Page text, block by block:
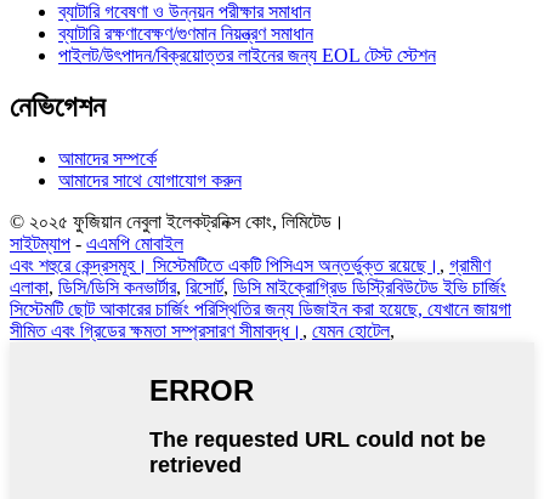
ব্যাটারি গবেষণা ও উন্নয়ন পরীক্ষার সমাধান
ব্যাটারি রক্ষণাবেক্ষণ/গুণমান নিয়ন্ত্রণ সমাধান
পাইলট/উৎপাদন/বিক্রয়োত্তর লাইনের জন্য EOL টেস্ট স্টেশন
নেভিগেশন
আমাদের সম্পর্কে
আমাদের সাথে যোগাযোগ করুন
© ২০২৫ ফুজিয়ান নেবুলা ইলেকট্রনিক্স কোং, লিমিটেড।
সাইটম্যাপ - এএমপি মোবাইল
এবং শহুরে কেন্দ্রসমূহ। সিস্টেমটিতে একটি পিসিএস অন্তর্ভুক্ত রয়েছে। , গ্রামীণ
এলাকা, ডিসি/ডিসি কনভার্টার, রিসোর্ট, ডিসি মাইক্রোগ্রিড ডিস্ট্রিবিউটেড ইভি চার্জিং
সিস্টেমটি ছোট আকারের চার্জিং পরিস্থিতির জন্য ডিজাইন করা হয়েছে, যেখানে জায়গা
সীমিত এবং গ্রিডের ক্ষমতা সম্প্রসারণ সীমাবদ্ধ। , যেমন হোটেল,